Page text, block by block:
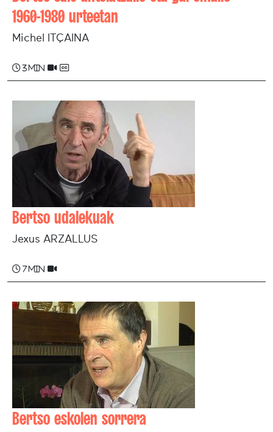
1960-1980 urteetan
Michel ITÇAINA
3 min
Bertso udalekuak
Jexus ARZALLUS
7 min
Bertso eskolen sorrera